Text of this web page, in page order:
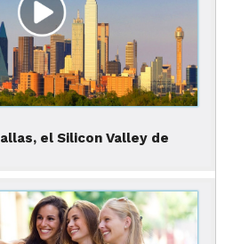
vencer a un T-
en
tenisy correr contra un
elSportsHall
Naturaleza y la Ciencia.
motivos de Dallas y las
el Silicon Valley de